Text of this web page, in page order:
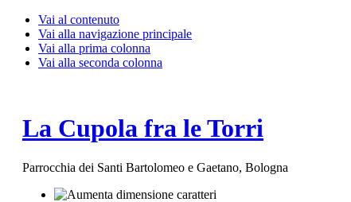
Vai al contenuto
Vai alla navigazione principale
Vai alla prima colonna
Vai alla seconda colonna
La Cupola fra le Torri
Parrocchia dei Santi Bartolomeo e Gaetano, Bologna